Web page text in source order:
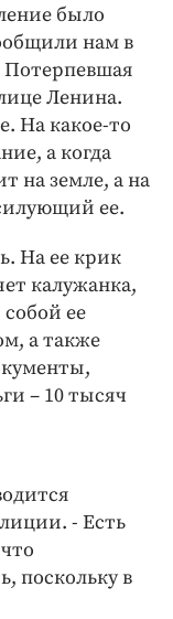
было
нам в
Потерпевшая
Ленина.
На какое-то
а когда
на земле, а на
ее.
На ее крик
калужанка,
ее
а также
– 10 тысяч
- Есть
поскольку в